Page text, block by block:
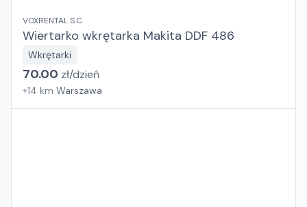
VOXRENTAL S.C
Wiertarko wkrętarka Makita DDF 486
Wkrętarki
70.00 zł/dzień
+14 km Warszawa